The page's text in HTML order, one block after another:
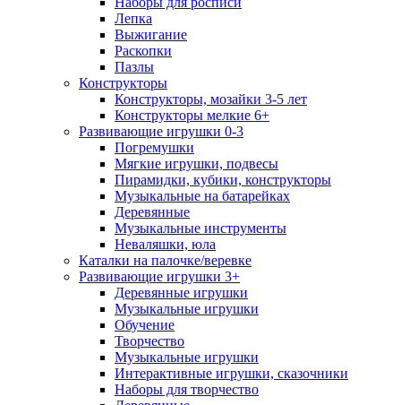
Лепка
Выжигание
Раскопки
Пазлы
Конструкторы
Конструкторы, мозайки 3-5 лет
Конструкторы мелкие 6+
Развивающие игрушки 0-3
Погремушки
Мягкие игрушки, подвесы
Пирамидки, кубики, конструкторы
Музыкальные на батарейках
Деревянные
Музыкальные инструменты
Неваляшки, юла
Каталки на палочке/веревке
Развивающие игрушки 3+
Деревянные игрушки
Музыкальные игрушки
Обучение
Творчество
Музыкальные игрушки
Интерактивные игрушки, сказочники
Наборы для творчество